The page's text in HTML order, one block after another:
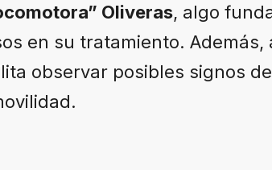
Oliveras, algo
en su tratamiento.
observar posibles signos